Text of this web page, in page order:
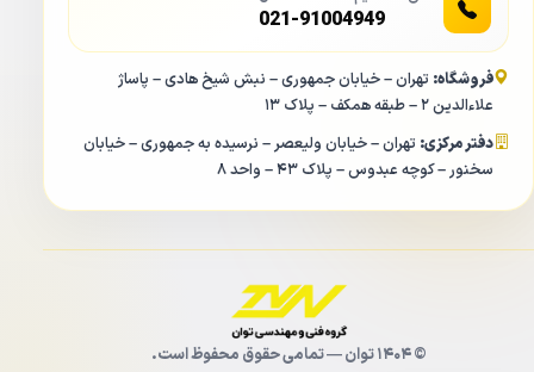
021-91004949
فروشگاه: تهران – خیابان جمهوری – نبش شیخ هادی – پاساژ
علاءالدین ۲ – طبقه همکف – پلاک ۱۳
دفتر مرکزی: تهران – خیابان ولیعصر – نرسیده به جمهوری – خیابان
سخنور – کوچه عبدوس – پلاک ۴۳ – واحد ۸
© ۱۴۰۴ توان — تمامی حقوق محفوظ است.